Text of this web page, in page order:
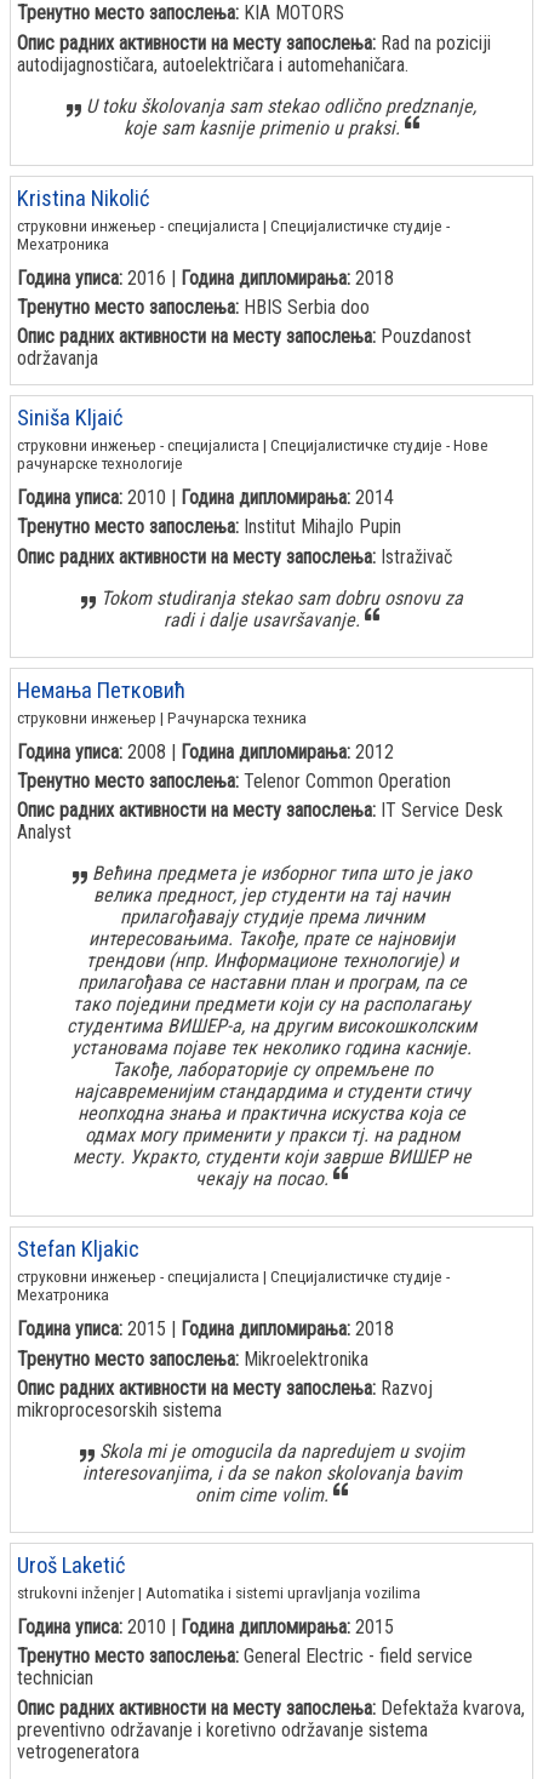
Тренутно место запослења: KIA MOTORS
Опис радних активности на месту запослења: Rad na poziciji
autodijagnostičara, autoelektričara i automehaničara.
U toku školovanja sam stekao odlično predznanje,
koje sam kasnije primenio u praksi.
Kristina Nikolić
струковни инжењер - специјалиста | Специјалистичке студије -
Мехатроника
Година уписа: 2016 | Година дипломирања: 2018
Тренутно место запослења: HBIS Serbia doo
Опис радних активности на месту запослења: Pouzdanost
održavanja
Siniša Kljaić
струковни инжењер - специјалиста | Специјалистичке студије - Нове
рачунарске технологије
Година уписа: 2010 | Година дипломирања: 2014
Тренутно место запослења: Institut Mihajlo Pupin
Опис радних активности на месту запослења: Istraživač
Tokom studiranja stekao sam dobru osnovu za
radi i dalje usavršavanje.
Немања Петковић
струковни инжењер | Рачунарска техника
Година уписа: 2008 | Година дипломирања: 2012
Тренутно место запослења: Telenor Common Operation
Опис радних активности на месту запослења: IT Service Desk
Analyst
Већина предмета је изборног типа што је јако
велика предност, јер студенти на тај начин
прилагођавају студије према личним
интересовањима. Такође, прате се најновији
трендови (нпр. Информационе технологије) и
прилагођава се наставни план и програм, па се
тако поједини предмети који су на располагању
студентима ВИШЕР-а, на другим високошколским
установама појаве тек неколико година касније.
Такође, лабораторије су опремљене по
најсавременијим стандардима и студенти стичу
неопходна знања и практична искуства која се
одмах могу применити у пракси тј. на радном
месту. Укракто, студенти који заврше ВИШЕР не
чекају на посао.
Stefan Kljakic
струковни инжењер - специјалиста | Специјалистичке студије -
Мехатроника
Година уписа: 2015 | Година дипломирања: 2018
Тренутно место запослења: Mikroelektronika
Опис радних активности на месту запослења: Razvoj
mikroprocesorskih sistema
Skola mi je omogucila da napredujem u svojim
interesovanjima, i da se nakon skolovanja bavim
onim cime volim.
Uroš Laketić
strukovni inženjer | Automatika i sistemi upravljanja vozilima
Година уписа: 2010 | Година дипломирања: 2015
Тренутно место запослења: General Electric - field service
technician
Опис радних активности на месту запослења: Defektaža kvarova,
preventivno održavanje i koretivno održavanje sistema
vetrogeneratora